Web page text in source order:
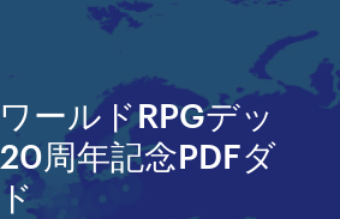
ールドRPGデッ
周年記念PDFダ